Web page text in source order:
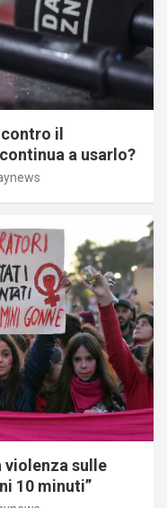
il
a usarlo?
sulle
10 minuti”